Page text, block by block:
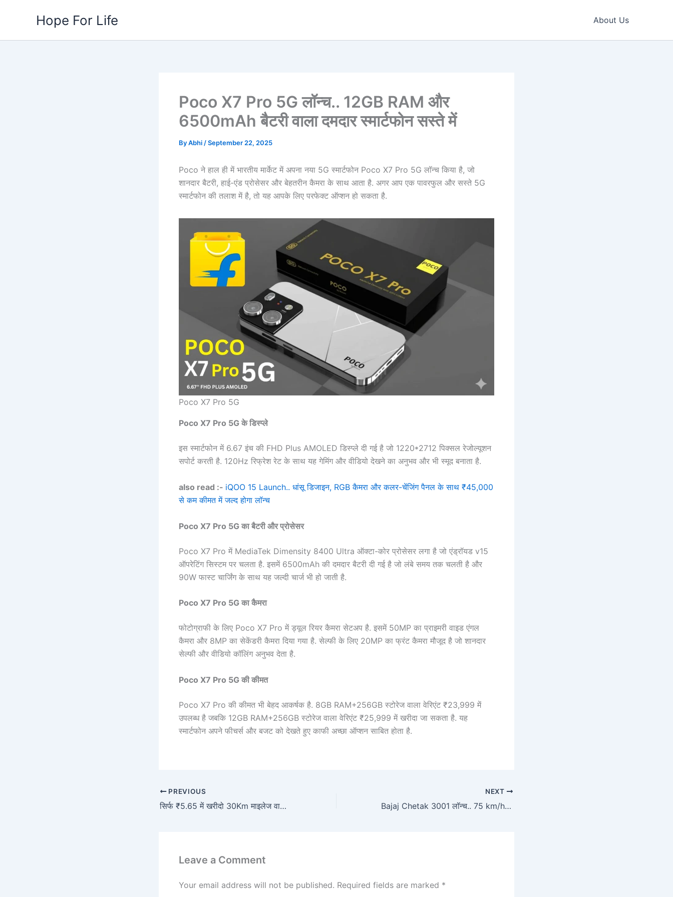
Hope For Life About Us
Poco X7 Pro 5G लॉन्च.. 12GB RAM और
6500mAh बैटरी वाला दमदार स्मार्टफोन सस्ते में
ByAbhi /September 22, 2025
Poco ने हाल ही में भारतीय मार्केट में अपना नया 5G स्मार्टफोन Poco X7 Pro 5G लॉन्च किया है, जो
शानदार बैटरी, हाई-एंड प्रोसेसर और बेहतरीन कैमरा के साथ आता है. अगर आप एक पावरफुल और सस्ते 5G
स्मार्टफोन की तलाश में है, तो यह आपके लिए परफेक्ट ऑप्शन हो सकता है.
Poco X7 Pro 5G
Poco X7 Pro 5G के डिस्प्ले
इस स्मार्टफोन में 6.67 इंच की FHD Plus AMOLED डिस्प्ले दी गई है जो 1220*2712 पिक्सल रेजोल्यूशन
सपोर्ट करती है. 120Hz रिफ्रेश रेट के साथ यह गेमिंग और वीडियो देखने का अनुभव और भी स्मूद बनाता है.
also read :- iQOO 15 Launch.. धांसू डिजाइन, RGB कैमरा और कलर-चेंजिंग पैनल के साथ ₹45,000
से कम कीमत में जल्द होगा लॉन्च
Poco X7 Pro 5G का बैटरी और प्रोसेसर
Poco X7 Pro में MediaTek Dimensity 8400 Ultra ऑक्टा-कोर प्रोसेसर लगा है जो एंड्रॉयड v15
ऑपरेटिंग सिस्टम पर चलता है. इसमें 6500mAh की दमदार बैटरी दी गई है जो लंबे समय तक चलती है और
90W फास्ट चार्जिंग के साथ यह जल्दी चार्ज भी हो जाती है.
Poco X7 Pro 5G का कैमरा
फोटोग्राफी के लिए Poco X7 Pro में ड्यूल रियर कैमरा सेटअप है. इसमें 50MP का प्राइमरी वाइड एंगल
कैमरा और 8MP का सेकेंडरी कैमरा दिया गया है. सेल्फी के लिए 20MP का फ्रंट कैमरा मौजूद है जो शानदार
सेल्फी और वीडियो कॉलिंग अनुभव देता है.
Poco X7 Pro 5G की कीमत
Poco X7 Pro की कीमत भी बेहद आकर्षक है. 8GB RAM+256GB स्टोरेज वाला वेरिएंट ₹23,999 में
उपलब्ध है जबकि 12GB RAM+256GB स्टोरेज वाला वेरिएंट ₹25,999 में खरीदा जा सकता है. यह
स्मार्टफोन अपने फीचर्स और बजट को देखते हुए काफी अच्छा ऑप्शन साबित होता है.
PREVIOUS
सिर्फ ₹5.65 में खरीदो 30Km माइलेज वाली महिंद्रा की नई Premium SUV..! मिडिल क्लास को मिलेगा 1 Lakh का बंपर डिस्काउंट
NEXT
Bajaj Chetak 3001 लॉन्च.. 75 km/h टॉप स्पीड और 120 km रेंज वाला स्कूटर, बजट फ्रेंडली कीमत!
Leave a Comment
Your email address will not be published. Required fields are marked *